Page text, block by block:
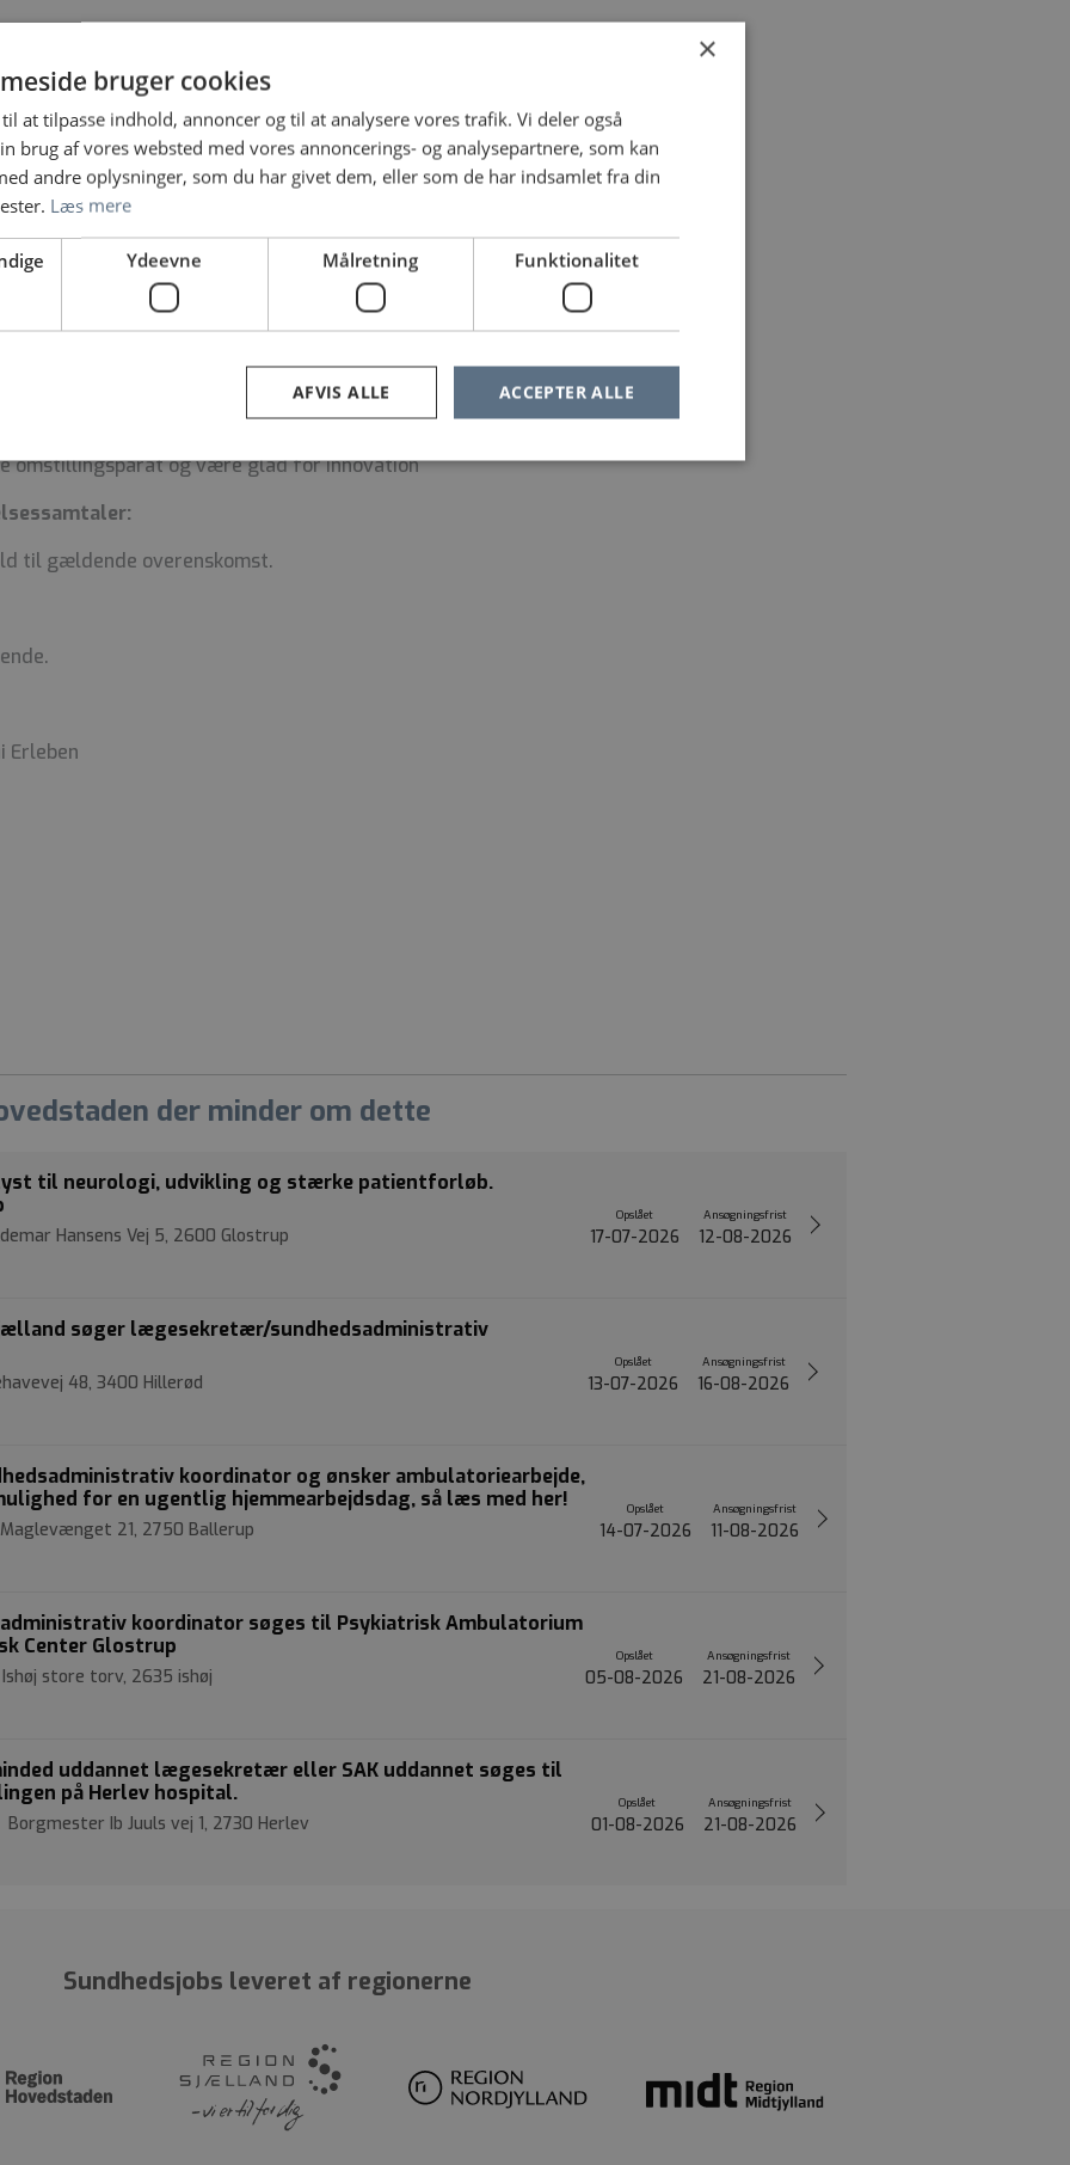
alt personale på afdelingen
(alle er altid enormt hjælpsomme)
af egen tid
på til opgaven
og godt arbejdsmiljø højt
koordinator
– med en god omgangstone
forskel for patienter og pårørende
i forhold til arbejdsopgaver
(selvfølgelig efter oplæring)
omstillingsparat og være glad for innovation
til gældende overenskomst.
Erleben
der minder om dette
til neurologi, udvikling og stærke patientforløb.
Hansens Vej 5, 2600 Glostrup
Opslået
17-07-2026
Ansøgningsfrist
12-08-2026
søger lægesekretær/sundhedsadministrativ
48, 3400 Hillerød
Opslået
13-07-2026
Ansøgningsfrist
16-08-2026
koordinator og ønsker ambulatoriearbejde,
for en ugentlig hjemmearbejdsdag, så læs med her!
21, 2750 Ballerup
Opslået
14-07-2026
Ansøgningsfrist
11-08-2026
koordinator søges til Psykiatrisk Ambulatorium
Center Glostrup
store torv, 2635 ishøj
Opslået
05-08-2026
Ansøgningsfrist
21-08-2026
uddannet lægesekretær eller SAK uddannet søges til
på Herlev hospital.
Ib Juuls vej 1, 2730 Herlev
Opslået
01-08-2026
Ansøgningsfrist
21-08-2026
Sundhedsjobs leveret af regionerne
×
bruger cookies
at tilpasse indhold, annoncer og til at analysere vores trafik. Vi deler også
brug af vores websted med vores annoncerings- og analysepartnere, som kan
andre oplysninger, som du har givet dem, eller som de har indsamlet fra din
Læs mere
Ydeevne Målretning Funktionalitet
ACCEPTER ALLE
AFVIS ALLE